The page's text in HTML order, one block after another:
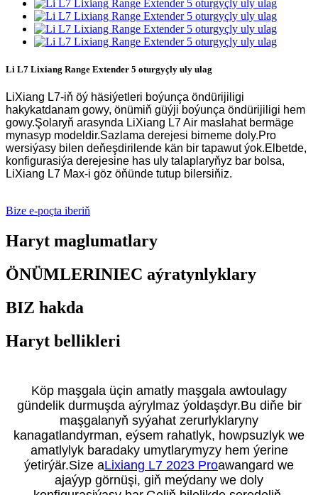
Li L7 Lixiang Range Extender 5 oturgyçly uly ulag
LiXiang L7-iň öý häsiýetleri boýunça öndürijiligi
hakykatdanam gowy, önümiň güýji boýunça öndürijiligi hem
gowy.Şolaryň arasynda LiXiang L7 Air maslahat bermäge
mynasyp modeldir.Sazlama derejesi birneme doly.Pro
wersiýasy bilen deňeşdirilende kän bir tapawut ýok.Elbetde,
konfigurasiýa derejesine has uly talaplaryňyz bar bolsa,
LiXiang L7 Max-i göz öňünde tutup bilersiňiz.
Bize e-poçta iberiň
Haryt maglumatlary
ÖNÜMLERINIEC aýratynlyklary
BIZ hakda
Haryt bellikleri
Köp maşgala üçin amatly maşgala awtoulagy
gündelik durmuşda aýrylmaz ýoldaşdyr.Bu diňe bir
maşgalanyň syýahat zerurlyklaryny
kanagatlandyrman, eýsem rahatlyk, howpsuzlyk we
amatlylyk baradaky umytlarymyzy hem ýerine
ýetirýär.Size aLixiang L7 2023 Proawangard we
ajaýyp görnüşi, giň meýdany we doly